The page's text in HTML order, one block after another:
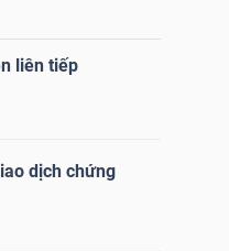
liên tiếp
dịch chứng